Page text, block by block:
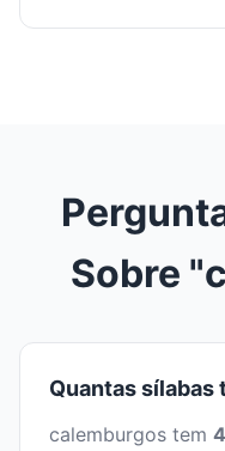
Sobre
Quantas sílabas
calemburgos tem